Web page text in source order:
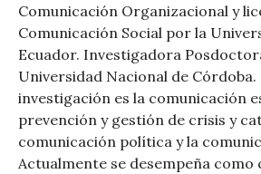
Comunicación Organizacional y
Comunicación Social por la
Ecuador. Investigadora
Universidad Nacional de Córdoba.
investigación es la comunicación
prevención y gestión de crisis y
comunicación política y la
Actualmente se desempeña como